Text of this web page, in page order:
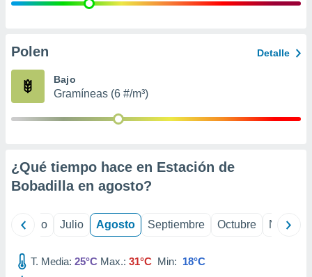
e
publicidad
Polen Detalle
Bajo
Gramíneas (6 #/m³)
¿Qué tiempo hace en Estación de
Bobadilla en agosto?
Junio Julio Agosto Septiembre Octubre
T. Media: 25°C Max.: 31°C Min: 18°C